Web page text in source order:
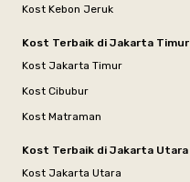
Kost Kebon Jeruk
Kost Terbaik di Jakarta Timur
Kost Jakarta Timur
Kost Cibubur
Kost Matraman
Kost Terbaik di Jakarta Utara
Kost Jakarta Utara